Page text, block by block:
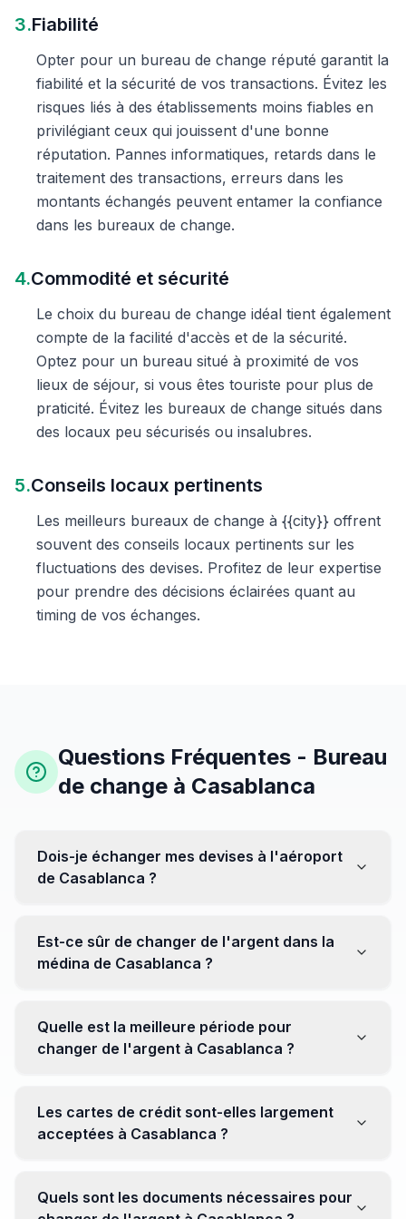
3.Fiabilité
Opter pour un bureau de change réputé garantit la
fiabilité et la sécurité de vos transactions. Évitez les
risques liés à des établissements moins fiables en
privilégiant ceux qui jouissent d'une bonne
réputation. Pannes informatiques, retards dans le
traitement des transactions, erreurs dans les
montants échangés peuvent entamer la confiance
dans les bureaux de change.
4.Commodité et sécurité
Le choix du bureau de change idéal tient également
compte de la facilité d'accès et de la sécurité.
Optez pour un bureau situé à proximité de vos
lieux de séjour, si vous êtes touriste pour plus de
praticité. Évitez les bureaux de change situés dans
des locaux peu sécurisés ou insalubres.
5.Conseils locaux pertinents
Les meilleurs bureaux de change à {{city}} offrent
souvent des conseils locaux pertinents sur les
fluctuations des devises. Profitez de leur expertise
pour prendre des décisions éclairées quant au
timing de vos échanges.
Questions Fréquentes - Bureau
de change à Casablanca
Dois-je échanger mes devises à l'aéroport
de Casablanca ?
être moins avantageux. Orientez-vous plutôt vers les
bureaux de change en ville pour obtenir de meilleurs
Est-ce sûr de changer de l'argent dans la
médina de Casablanca ?
établissements réputés pour éviter les surprises.
Quelle est la meilleure période pour
changer de l'argent à Casablanca ?
soyez attentif aux fluctuations pour maximiser la valeur
de vos devises.
Les cartes de crédit sont-elles largement
acceptées à Casablanca ?
Cependant, avoir un peu de monnaie locale peut être
Quels sont les documents nécessaires pour